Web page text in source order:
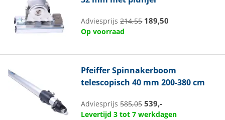
Adviesprijs214,55 189,50
Op voorraad
PfeifferSpinnakerboom
telescopisch 40 mm 200-380 cm
Adviesprijs585,05 539,-
Levertijd 3 tot 7 werkdagen